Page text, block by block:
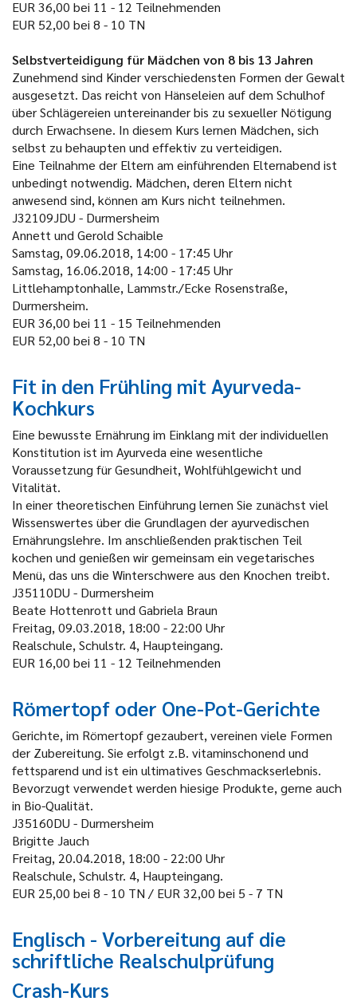
EUR 36,00 bei 11 - 12 Teilnehmenden
EUR 52,00 bei 8 - 10 TN
Selbstverteidigung für Mädchen von 8 bis 13 Jahren
Zunehmend sind Kinder verschiedensten Formen der Gewalt
ausgesetzt. Das reicht von Hänseleien auf dem Schulhof
über Schlägereien untereinander bis zu sexueller Nötigung
durch Erwachsene. In diesem Kurs lernen Mädchen, sich
selbst zu behaupten und effektiv zu verteidigen.
Eine Teilnahme der Eltern am einführenden Elternabend ist
unbedingt notwendig. Mädchen, deren Eltern nicht
anwesend sind, können am Kurs nicht teilnehmen.
J32109JDU - Durmersheim
Annett und Gerold Schaible
Samstag, 09.06.2018, 14:00 - 17:45 Uhr
Samstag, 16.06.2018, 14:00 - 17:45 Uhr
Littlehamptonhalle, Lammstr./Ecke Rosenstraße,
Durmersheim.
EUR 36,00 bei 11 - 15 Teilnehmenden
EUR 52,00 bei 8 - 10 TN
Fit in den Frühling mit Ayurveda-
Kochkurs
Eine bewusste Ernährung im Einklang mit der individuellen
Konstitution ist im Ayurveda eine wesentliche
Voraussetzung für Gesundheit, Wohlfühlgewicht und
Vitalität.
In einer theoretischen Einführung lernen Sie zunächst viel
Wissenswertes über die Grundlagen der ayurvedischen
Ernährungslehre. Im anschließenden praktischen Teil
kochen und genießen wir gemeinsam ein vegetarisches
Menü, das uns die Winterschwere aus den Knochen treibt.
J35110DU - Durmersheim
Beate Hottenrott und Gabriela Braun
Freitag, 09.03.2018, 18:00 - 22:00 Uhr
Realschule, Schulstr. 4, Haupteingang.
EUR 16,00 bei 11 - 12 Teilnehmenden
Römertopf oder One-Pot-Gerichte
Gerichte, im Römertopf gezaubert, vereinen viele Formen
der Zubereitung. Sie erfolgt z.B. vitaminschonend und
fettsparend und ist ein ultimatives Geschmackserlebnis.
Bevorzugt verwendet werden hiesige Produkte, gerne auch
in Bio-Qualität.
J35160DU - Durmersheim
Brigitte Jauch
Freitag, 20.04.2018, 18:00 - 22:00 Uhr
Realschule, Schulstr. 4, Haupteingang.
EUR 25,00 bei 8 - 10 TN / EUR 32,00 bei 5 - 7 TN
Englisch - Vorbereitung auf die
schriftliche Realschulprüfung
Crash-Kurs